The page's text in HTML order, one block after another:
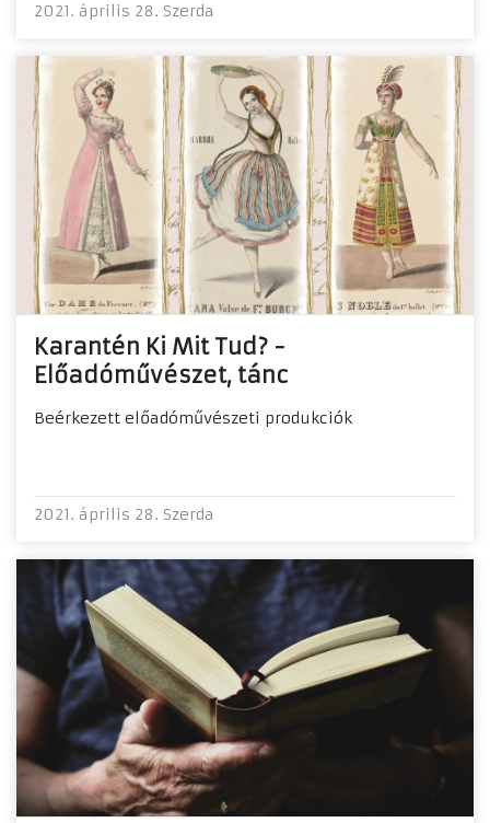
2021. április 28. Szerda
Karantén Ki Mit Tud? -
Előadóművészet, tánc
Beérkezett előadóművészeti produkciók
2021. április 28. Szerda